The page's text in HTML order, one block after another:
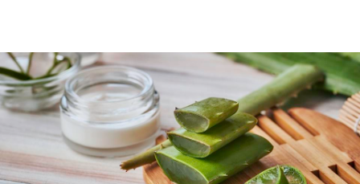
cosmesi-biologica-naturale